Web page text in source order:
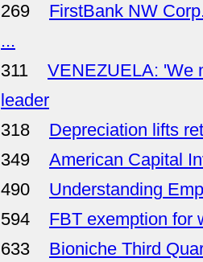
269
FirstBank NW
...
311
VENEZUELA: 'We
leader
318
Depreciation lifts
349
American Capital
490
Understanding
594
FBT exemption for
633
Bioniche Third